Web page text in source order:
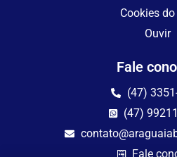
Cookies
Ouvir
Fale
(47)
(47)
Fale